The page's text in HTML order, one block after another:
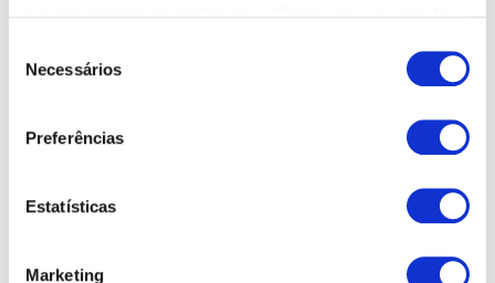
Necessários
Preferências
Estatísticas
Marketing